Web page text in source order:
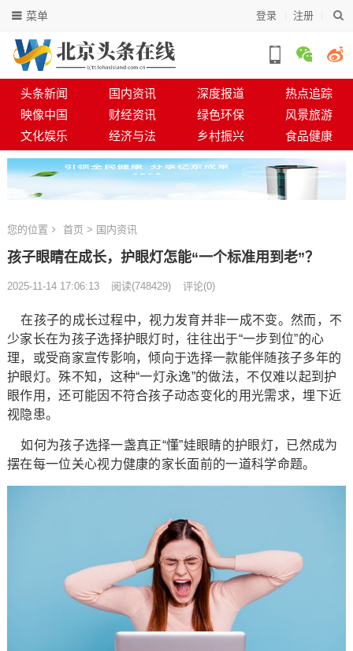
登录 注册
菜单
头条新闻 国内资讯 深度报道
热点追踪
映像中国
财经资讯 绿色环保
风景旅游
文化娱乐
经济与法 乡村振兴 食品健康
您的位置 首页 > 国内资讯
孩子眼睛在成长，护眼灯怎能“一个标准用到老”？
2025-11-14 17:06:13 阅读(748429) 评论(0)
在孩子的成长过程中，视力发育并非一成不变。然而，不
少家长在为孩子选择护眼灯时，往往出于“一步到位”的心
理，或受商家宣传影响，倾向于选择一款能伴随孩子多年的
护眼灯。殊不知，这种“一灯永逸”的做法，不仅难以起到护
眼作用，还可能因不符合孩子动态变化的用光需求，埋下近
视隐患。
如何为孩子选择一盏真正“懂”娃眼睛的护眼灯，已然成为
摆在每一位关心视力健康的家长面前的一道科学命题。